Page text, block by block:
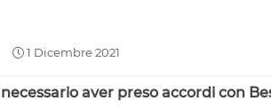
1 Dicembre 2021
aver preso accordi con